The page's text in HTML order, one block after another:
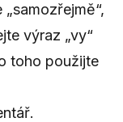
„samozřejmě“,
výraz „vy“
toho použijte